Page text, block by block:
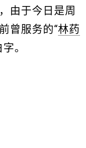
由于今日是周
曾服务的“林药
。